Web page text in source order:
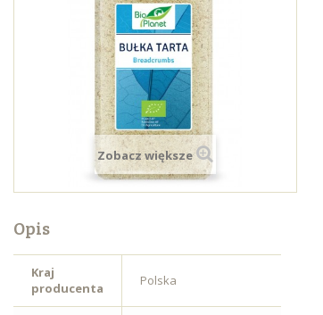
Zobacz większe
Opis
Kraj
producenta
Polska